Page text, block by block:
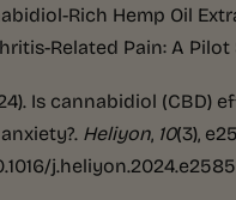
Rich Hemp Oil
Related Pain: A Pilot
Is cannabidiol (CBD)
Heliyon, 10(3),